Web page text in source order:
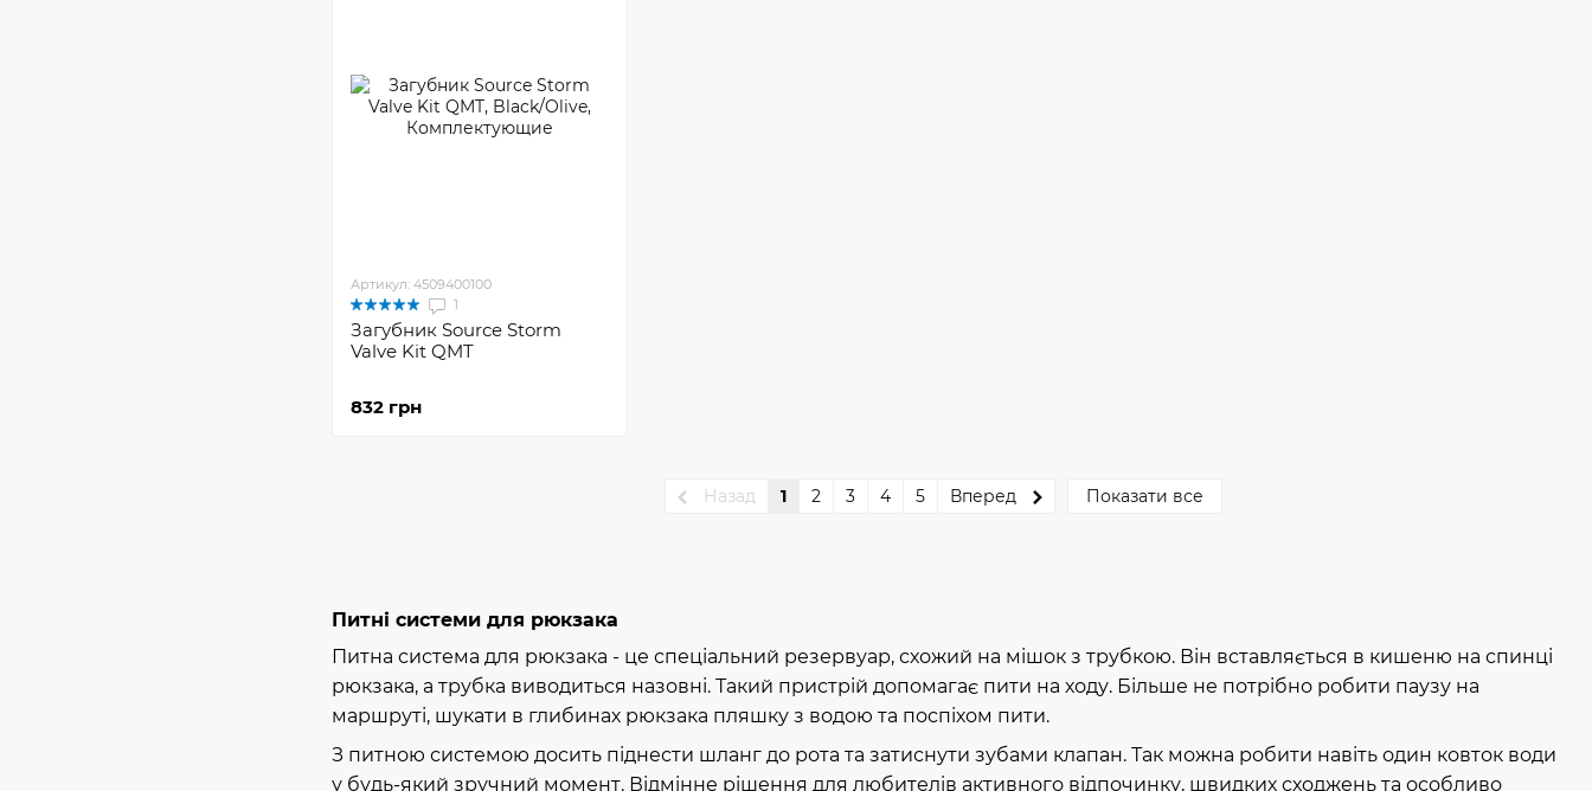
Питні системи для рюкзака
Питна система для рюкзака - це спеціальний резервуар, схожий на мішок з трубкою. Він вставляється в кишеню на спинці
рюкзака, а трубка виводиться назовні. Такий пристрій допомагає пити на ходу. Більше не потрібно робити паузу на
маршруті, шукати в глибинах рюкзака пляшку з водою та поспіхом пити.
З питною системою досить піднести шланг до рота та затиснути зубами клапан. Так можна робити навіть один ковток води
у будь-який зручний момент. Відмінне рішення для любителів активного відпочинку, швидких сходжень та особливо
Артикул: 4509400100
1
Загубник Sourсe Storm
Valve Kit QMT
832 грн
Назад 1 2 3 4 5 Вперед Показати все